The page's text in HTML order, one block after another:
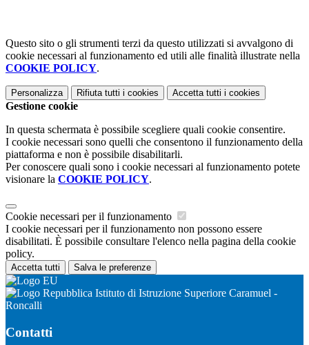
Questo sito o gli strumenti terzi da questo utilizzati si avvalgono di
cookie necessari al funzionamento ed utili alle finalità illustrate nella
COOKIE POLICY.
Personalizza Rifiuta tutti i cookies Accetta tutti i cookies
Gestione cookie
In questa schermata è possibile scegliere quali cookie consentire.
I cookie necessari sono quelli che consentono il funzionamento della
piattaforma e non è possibile disabilitarli.
Per conoscere quali sono i cookie necessari al funzionamento potete
visionare la COOKIE POLICY.
Cookie necessari per il funzionamento
I cookie necessari per il funzionamento non possono essere
disabilitati. È possibile consultare l'elenco nella pagina della cookie
policy.
Accetta tutti Salva le preferenze
Istituto di Istruzione Superiore Caramuel -
Roncalli
Contatti